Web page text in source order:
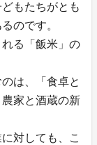
もたちがとも
のです。
る「飯米」の
は、「食卓と
家と酒蔵の新
対しても、こ